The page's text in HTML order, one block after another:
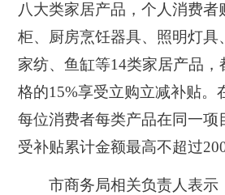
八大类家居产品，个人消费者
柜、厨房烹饪器具、照明灯具
家纺、鱼缸等14类家居产品
格的15%享受立购立减补贴。
每位消费者每类产品在同一项
受补贴累计金额最高不超过
市商务局相关负责人表示